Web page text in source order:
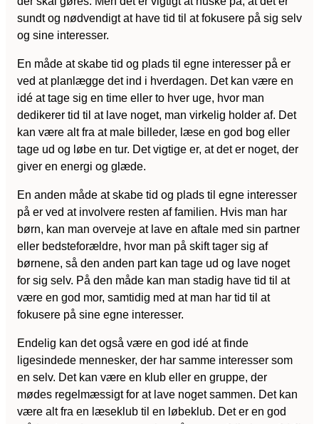
sundt og nødvendigt at have tid til at fokusere på sig selv
og sine interesser.
En måde at skabe tid og plads til egne interesser på er
ved at planlægge det ind i hverdagen. Det kan være en
idé at tage sig en time eller to hver uge, hvor man
dedikerer tid til at lave noget, man virkelig holder af. Det
kan være alt fra at male billeder, læse en god bog eller
tage ud og løbe en tur. Det vigtige er, at det er noget, der
giver en energi og glæde.
En anden måde at skabe tid og plads til egne interesser
på er ved at involvere resten af familien. Hvis man har
børn, kan man overveje at lave en aftale med sin partner
eller bedsteforældre, hvor man på skift tager sig af
børnene, så den anden part kan tage ud og lave noget
for sig selv. På den måde kan man stadig have tid til at
være en god mor, samtidig med at man har tid til at
fokusere på sine egne interesser.
Endelig kan det også være en god idé at finde
ligesindede mennesker, der har samme interesser som
en selv. Det kan være en klub eller en gruppe, der
mødes regelmæssigt for at lave noget sammen. Det kan
være alt fra en læseklub til en løbeklub. Det er en god